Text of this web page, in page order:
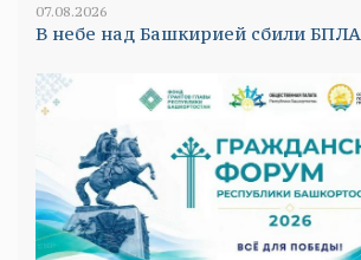
07.08.2026
В небе над Башкирией сбили БПЛА